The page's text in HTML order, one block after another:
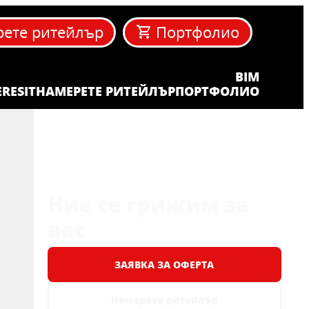
НАМЕРЕТЕ РИТЕЙЛЪРПОРТФОЛИО
BIM
ритейлър Портфолио
ЗАЯВКА ЗА ОФЕРТА